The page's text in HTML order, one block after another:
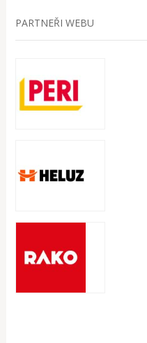
PARTNEŘI WEBU